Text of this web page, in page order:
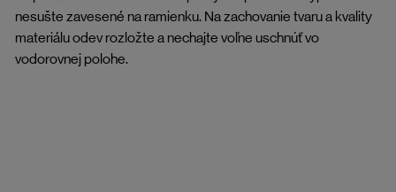
nesušte zavesené na ramienku. Na zachovanie tvaru a kvality
materiálu odev rozložte a nechajte voľne uschnúť vo
vodorovnej polohe.